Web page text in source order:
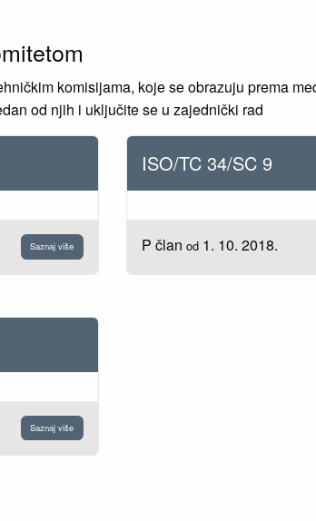
komisijama, koje se obrazuju prema
od njih i uključite se u zajednički rad
Saznaj više
ISO/TC 34/SC 9
P član od 1. 10. 2018.
Saznaj više